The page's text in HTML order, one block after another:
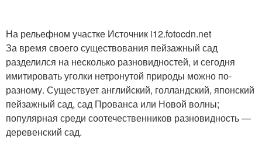
На рельефном участке Источник i12.fotocdn.net
За время своего существования пейзажный сад
разделился на несколько разновидностей, и сегодня
имитировать уголки нетронутой природы можно по-
разному. Существует английский, голландский, японский
пейзажный сад, сад Прованса или Новой волны;
популярная среди соотечественников разновидность —
деревенский сад.